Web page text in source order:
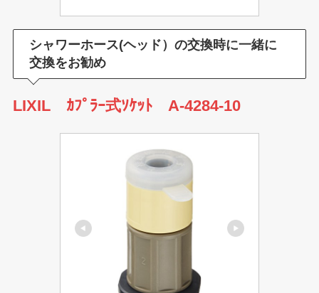
シャワーホース(ヘッド）の交換時に一緒に
交換をお勧め
LIXIL ｶﾌﾟﾗｰ式ｿｹｯﾄ A-4284-10